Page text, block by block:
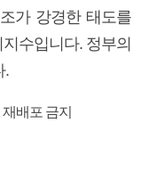
가 강경한 태도를
수입니다. 정부의
.
배포 금지